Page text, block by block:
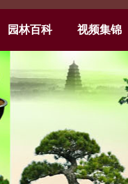
园林百科 视频集锦